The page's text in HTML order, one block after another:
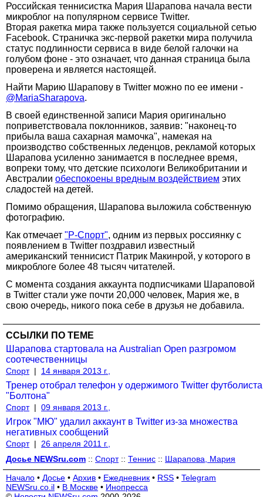
Российская теннисистка Мария Шарапова начала вести
микроблог на популярном сервисе Twitter.
Вторая ракетка мира также пользуется социальной сетью
Facebook. Страничка экс-первой ракетки мира получила
статус подлинности сервиса в виде белой галочки на
голубом фоне - это означает, что данная страница была
проверена и является настоящей.
Найти Марию Шарапову в Twitter можно по ее имени -
@MariaSharapova.
В своей единственной записи Мария оригинально
поприветствовала поклонников, заявив: "наконец-то
прибыла ваша сахарная мамочка", намекая на
производство собственных леденцов, рекламой которых
Шарапова усиленно занимается в последнее время,
вопреки тому, что детские психологи Великобритании и
Австралии обеспокоены вредным воздействием этих
сладостей на детей.
Помимо обращения, Шарапова выложила собственную
фотографию.
Как отмечает "Р-Спорт", одним из первых россиянку с
появлением в Twitter поздравил известный
американский теннисист Патрик Макинрой, у которого в
микроблоге более 48 тысяч читателей.
С момента создания аккаунта подписчиками Шараповой
в Twitter стали уже почти 20,000 человек, Мария же, в
свою очередь, никого пока себе в друзья не добавила.
ССЫЛКИ ПО ТЕМЕ
Шарапова стартовала на Australian Open разгромом
соотечественницы
Спорт | 14 января 2013 г.,
Тренер отобрал телефон у одержимого Twitter футболиста
"Болтона"
Спорт | 09 января 2013 г.,
Игрок "МЮ" удалил аккаунт в Twitter из-за множества
негативных сообщений
Спорт |
26 апреля 2011 г.,
Досье NEWSru.com :: Спорт:: Теннис :: Шарапова, Мария
Начало • Досье • Архив • Ежедневник • RSS • Telegram
NEWSru.co.il • В Москве • Инопресса